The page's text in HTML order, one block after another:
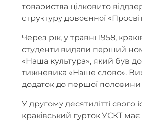
товариства цілковито
структуру довоєнної
Через рік, у травні 1958,
студенти видали перший
«Наша культура», який був
тижневика «Наше слово».
додаток до першої половини
У другому десятилітті свого
краківський гурток УСКТ